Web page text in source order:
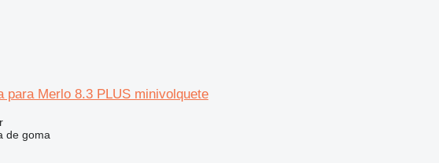
para Merlo 8.3 PLUS minivolquete
de goma